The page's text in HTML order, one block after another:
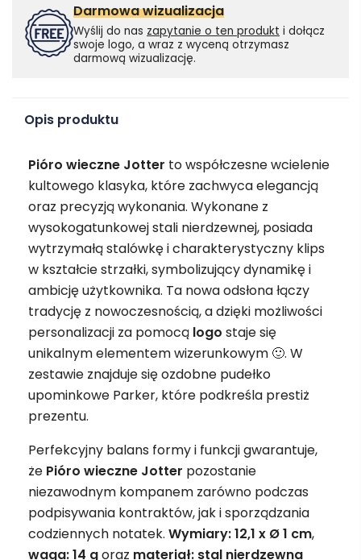
Darmowa wizualizacja
Wyślij do nas zapytanie o ten produkt i dołącz
swoje logo, a wraz z wyceną otrzymasz
darmową wizualizację.
Opis produktu
Pióro wieczne Jotter to współczesne wcielenie
kultowego klasyka, które zachwyca elegancją
oraz precyzją wykonania. Wykonane z
wysokogatunkowej stali nierdzewnej, posiada
wytrzymałą stalówkę i charakterystyczny klips
w kształcie strzałki, symbolizujący dynamikę i
ambicję użytkownika. Ta nowa odsłona łączy
tradycję z nowoczesnością, a dzięki możliwości
personalizacji za pomocą logo staje się
unikalnym elementem wizerunkowym 🙂. W
zestawie znajduje się ozdobne pudełko
upominkowe Parker, które podkreśla prestiż
prezentu.
Perfekcyjny balans formy i funkcji gwarantuje,
że Pióro wieczne Jotter pozostanie
niezawodnym kompanem zarówno podczas
podpisywania kontraktów, jak i sporządzania
codziennych notatek. Wymiary: 12,1 x Ø 1 cm,
waga: 14 goraz materiał: stal nierdzewna